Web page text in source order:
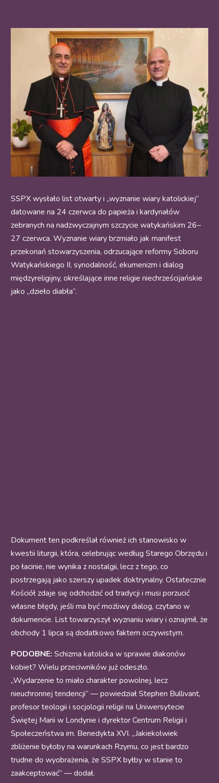
SSPX wysłało list otwarty i „wyznanie wiary katolickiej”
datowane na 24 czerwca do papieża i kardynałów
zebranych na nadzwyczajnym szczycie watykańskim 26–
27 czerwca. Wyznanie wiary brzmiało jak manifest
przekonań stowarzyszenia, odrzucające reformy Soboru
Watykańskiego II, synodalność, ekumenizm i dialog
międzyreligijny, określające inne religie niechrześcijańskie
jako „dzieło diabła”.
Dokument ten podkreślał również ich stanowisko w
kwestii liturgii, która, celebrując według Starego Obrzędu i
po łacinie, nie wynika z nostalgii, lecz z tego, co
postrzegają jako szerszy upadek doktrynalny. Ostatecznie
Kościół zdaje się odchodzić od tradycji i musi porzucić
własne błędy, jeśli ma być możliwy dialog, czytano w
dokumencie. List towarzyszył wyznaniu wiary i oznajmił, że
obchody 1 lipca są dodatkowo faktem oczywistym.
PODOBNE:Schizma katolicka w sprawie diakonów
kobiet? Wielu przeciwników już odeszło.
„Wydarzenie to miało charakter powolnej, lecz
nieuchronnej tendencji” — powiedział Stephen Bullivant,
profesor teologii i socjologii religii na Uniwersytecie
Świętej Marii w Londynie i dyrektor Centrum Religii i
Społeczeństwa im. Benedykta XVI. „Jakiekolwiek
zbliżenie byłoby na warunkach Rzymu, co jest bardzo
trudne do wyobrażenia, że SSPX byłby w stanie to
zaakceptować” — dodał.